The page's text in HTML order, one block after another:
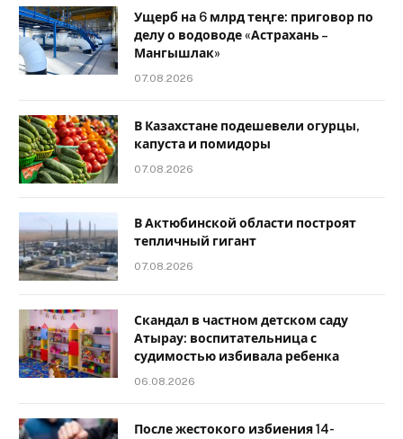
Ущерб на 6 млрд теңге: приговор по
делу о водоводе «Астрахань –
Мангышлак»
07.08.2026
В Казахстане подешевели огурцы,
капуста и помидоры
07.08.2026
В Актюбинской области построят
тепличный гигант
07.08.2026
Скандал в частном детском саду
Атырау: воспитательница с
судимостью избивала ребенка
06.08.2026
После жестокого избиения 14-